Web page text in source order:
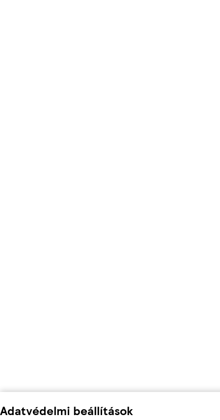
Adatvédelmi beállítások